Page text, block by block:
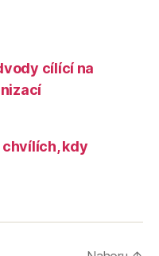
cílící na
chvílích, kdy